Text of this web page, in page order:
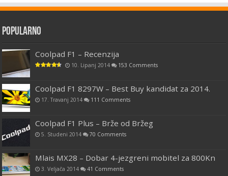
Popularno
Coolpad F1 – Recenzija
10. Lipanj 2014 153 Comments
Coolpad F1 8297W – Best Buy kandidat za 2014.
17. Travanj 2014 111 Comments
Coolpad F1 Plus – Brže od Bržeg
5. Studeni 2014 70 Comments
Mlais MX28 – Dobar 4-jezgreni mobitel za 800Kn
3. Veljača 2014 41 Comments